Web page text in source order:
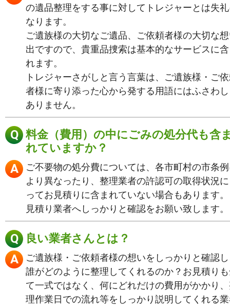
の遺品整理をする事に対してトレジャーとは失
なります。
ご遺族様の大切なご遺品、ご依頼者様の大切な
出ですので、貴重品捜索は基本的なサービスに
れます。
トレジャーさがしと言う言葉は、ご遺族様・ご
者様に寄り添った心から発する用語にはふさわ
ありません。
料金（費用）の中にごみの処分代も含
れていますか？
ご不要物の処分費については、各市町村の市条
より異なったり、整理業者の許認可の取得状況
ってお見積りに含まれていない場合もあります。
見積り業者へしっかりと確認をお願い致します。
良い業者さんとは？
ご遺族様・ご依頼者様の想いをしっかりと確認
誰がどのように整理してくれるのか？お見積り
て一式ではなく、何にどれだけの費用がかかり
理作業日での流れ等をしっかり説明してくれる